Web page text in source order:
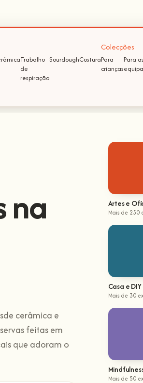
Trabalho
de
respiração
SourdoughCostura
Colecções
Para
crianças
Para as
na
cerâmica e
feitas em
que adoram o
Artes e
Mais de 250
Casa e DIY
Mais de 30
Mais de 50